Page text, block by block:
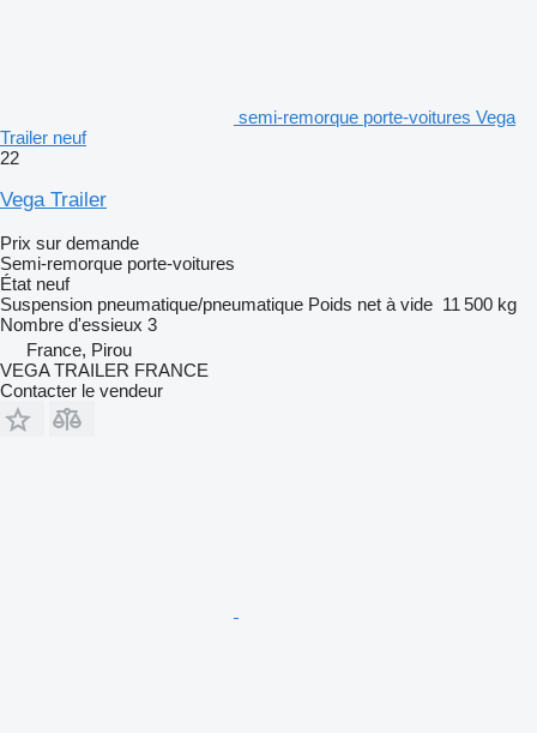
semi-remorque porte-voitures Vega
Trailer neuf
22
Vega Trailer
Prix sur demande
Semi-remorque porte-voitures
État neuf
Suspension pneumatique/pneumatique Poids net à vide 11 500 kg
Nombre d'essieux 3
France, Pirou
VEGA TRAILER FRANCE
Contacter le vendeur